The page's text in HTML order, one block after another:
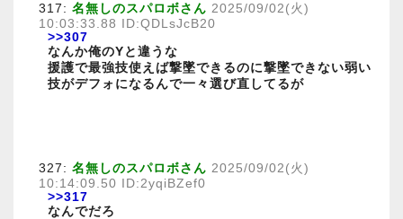
317: 名無しのスパロボさん 2025/09/02(火)
10:03:33.88 ID:QDLsJcB20
>>307
なんか俺のYと違うな
援護で最強技使えば撃墜できるのに撃墜できない弱い
技がデフォになるんで一々選び直してるが
327: 名無しのスパロボさん 2025/09/02(火)
10:14:09.50 ID:2yqiBZef0
>>317
なんでだろ